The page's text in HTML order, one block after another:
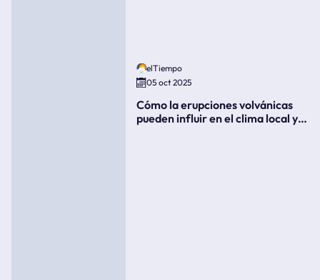
elTiempo
05 oct 2025
Cómo la erupciones volvánicas
pueden influir en el clima local y